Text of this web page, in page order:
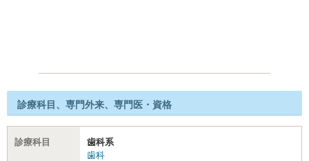
診療科目、専門外来、専門医・資格
診療科目
歯科系
歯科